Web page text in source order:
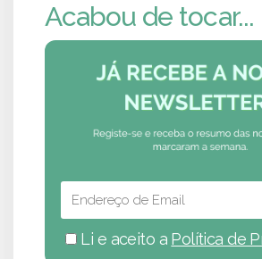
Acabou de tocar...
Li e aceito a Política de